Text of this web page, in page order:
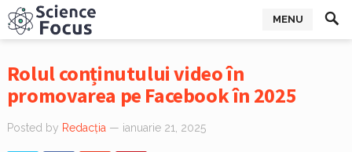
MENU
Rolul conținutului video în
promovarea pe Facebook în 2025
Posted by Redacția — ianuarie 21, 2025